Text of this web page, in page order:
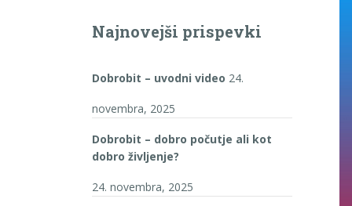
Najnovejši prispevki
Dobrobit – uvodni video 24.
novembra, 2025
Dobrobit – dobro počutje ali kot
dobro življenje?
24. novembra, 2025